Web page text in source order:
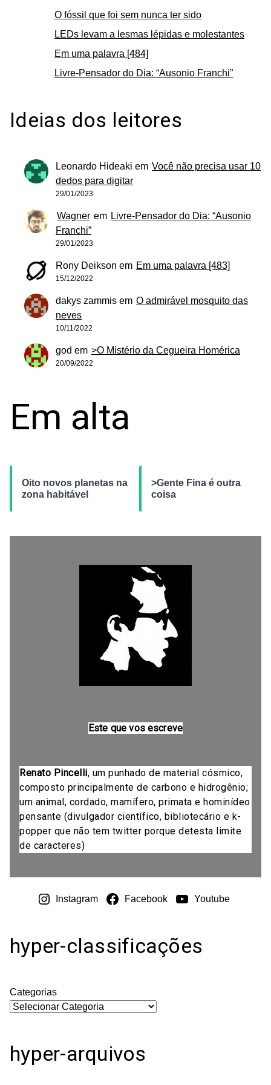
O fóssil que foi sem nunca ter sido
LEDs levam a lesmas lépidas e molestantes
Em uma palavra [484]
Livre-Pensador do Dia: “Ausonio Franchi”
Ideias dos leitores
Leonardo Hideaki em Você não precisa usar 10
dedos para digitar
29/01/2023
Wagner em Livre-Pensador do Dia: “Ausonio
Franchi”
29/01/2023
Rony Deikson em Em uma palavra [483]
15/12/2022
dakys zammis em O admirável mosquito das
neves
10/11/2022
god em >O Mistério da Cegueira Homérica
20/09/2022
Em alta
Oito novos planetas na
zona habitável
>Gente Fina é outra
coisa
Este que vos escreve
Renato Pincelli, um punhado de material cósmico,
composto principalmente de carbono e hidrogênio;
um animal, cordado, mamífero, primata e hominídeo
pensante (divulgador científico, bibliotecário e k-
popper que não tem twitter porque detesta limite
de caracteres)
Instagram Facebook Youtube
hyper-classificações
Categorias
hyper-arquivos